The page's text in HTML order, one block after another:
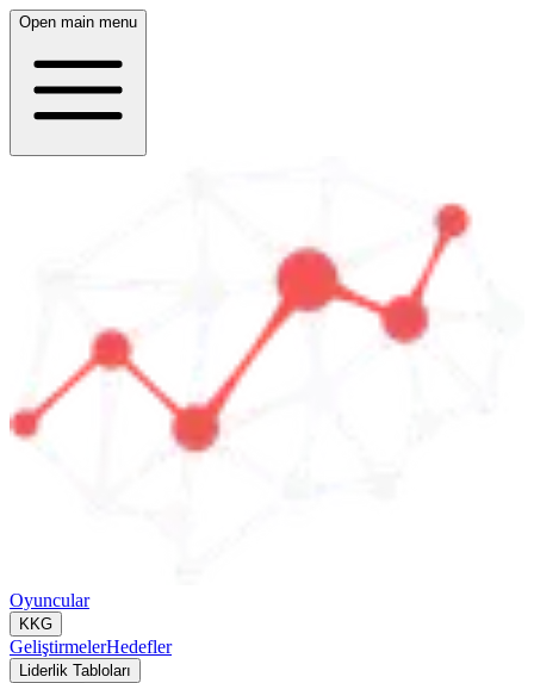
Open main menu
Oyuncular
KKG
GeliştirmelerHedefler
Liderlik Tabloları